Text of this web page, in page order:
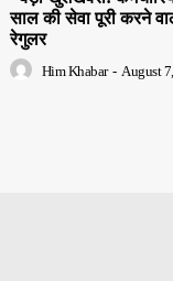
साल की सेवा पूरी करने
रेगुलर
Him Khabar - August